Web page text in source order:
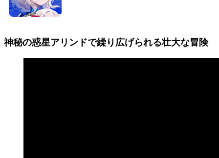
神秘の惑星アリンドで繰り広げられる壮大な冒険